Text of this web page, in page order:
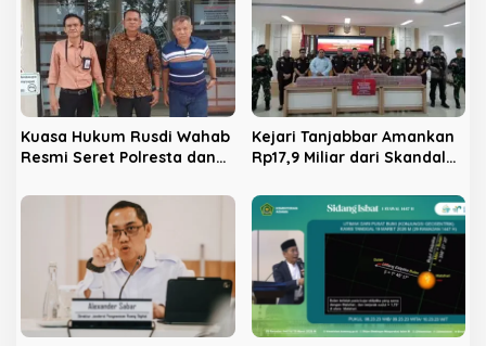
Kuasa Hukum Rusdi Wahab
Resmi Seret Polresta dan
Praperadilan
Kejari Tanjabbar Amankan
Rp17,9 Miliar dari Skandal
Seribu Hektare Disita